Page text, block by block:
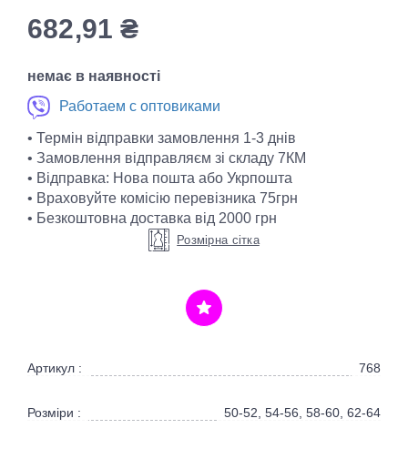
682,91₴
немає в наявності
Работаем с оптовиками
• Термін відправки замовлення 1-3 днів
• Замовлення відправляєм зі складу 7КМ
• Відправка: Нова пошта або Укрпошта
• Враховуйте комісію перевізника 75грн
• Безкоштовна доставка від 2000 грн
Розмірна сітка
Артикул : 768
Розміри : 50-52, 54-56, 58-60, 62-64